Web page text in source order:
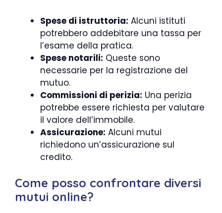
Spese di istruttoria: Alcuni istituti
potrebbero addebitare una tassa per
l’esame della pratica.
Spese notarili: Queste sono
necessarie per la registrazione del
mutuo.
Commissioni di perizia: Una perizia
potrebbe essere richiesta per valutare
il valore dell’immobile.
Assicurazione: Alcuni mutui
richiedono un’assicurazione sul
credito.
Come posso confrontare diversi
mutui online?